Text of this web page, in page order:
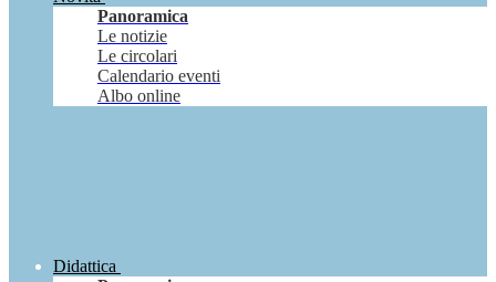
Panoramica
Le notizie
Le circolari
Calendario eventi
Albo online
Didattica